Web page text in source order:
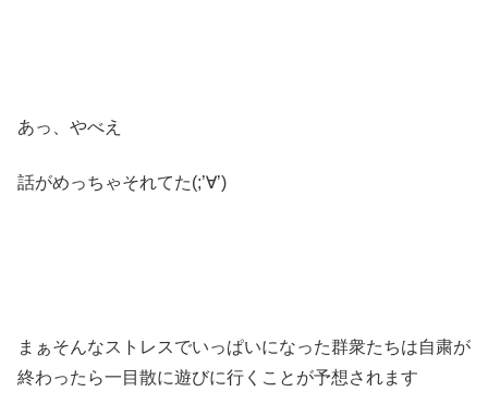
あっ、やべえ
話がめっちゃそれてた(;’∀’)
まぁそんなストレスでいっぱいになった群衆たちは自粛が
終わったら一目散に遊びに行くことが予想されます